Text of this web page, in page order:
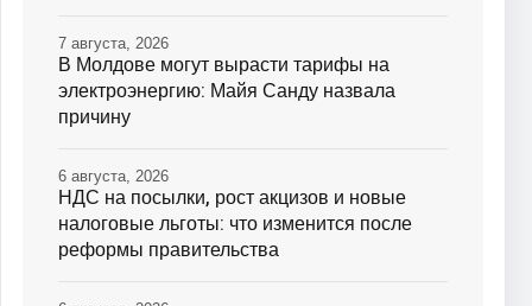
В Молдове могут вырасти тарифы на
электроэнергию: Майя Санду назвала
причину
7 августа, 2026
НДС на посылки, рост акцизов и новые
налоговые льготы: что изменится после
реформы правительства
6 августа, 2026